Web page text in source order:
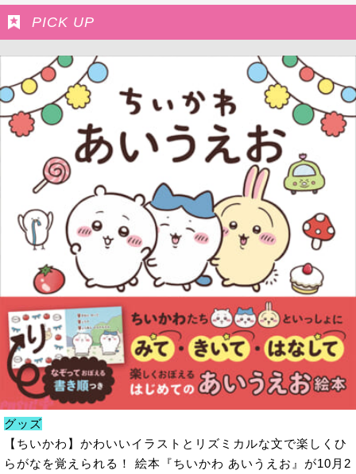
PICK UP
グッズ
【ちいかわ】かわいいイラストとリズミカルな文で楽しくひ
らがなを覚えられる！ 絵本『ちいかわ あいうえお』が10月2